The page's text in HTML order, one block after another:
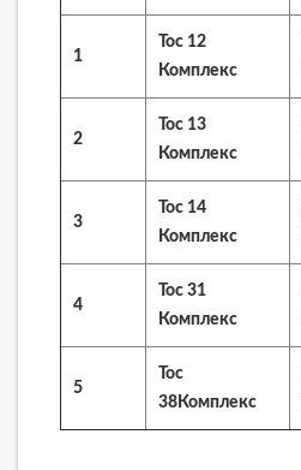
1
Тос 12
Комплекс
2
Тос 13
Комплекс
3
Тос 14
Комплекс
4
Тос 31
Комплекс
5
Тос
38Комплекс